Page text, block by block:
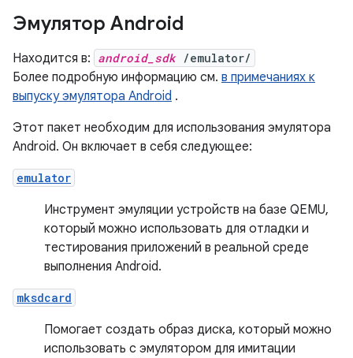
Эмулятор Android
Находится в: android_sdk/emulator/
Более подробную информацию см. в примечаниях к
выпуску эмулятора Android .
Этот пакет необходим для использования эмулятора
Android. Он включает в себя следующее:
emulator
Инструмент эмуляции устройств на базе QEMU,
который можно использовать для отладки и
тестирования приложений в реальной среде
выполнения Android.
mksdcard
Помогает создать образ диска, который можно
использовать с эмулятором для имитации